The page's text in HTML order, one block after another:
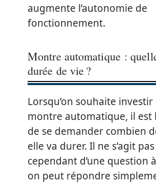
augmente l’autonomie de
fonctionnement.
Montre automatique :
durée de vie ?
Lorsqu’on souhaite
montre automatique, il est
de se demander combien
elle va durer. Il ne s’agit pas
cependant d’une question
on peut répondre